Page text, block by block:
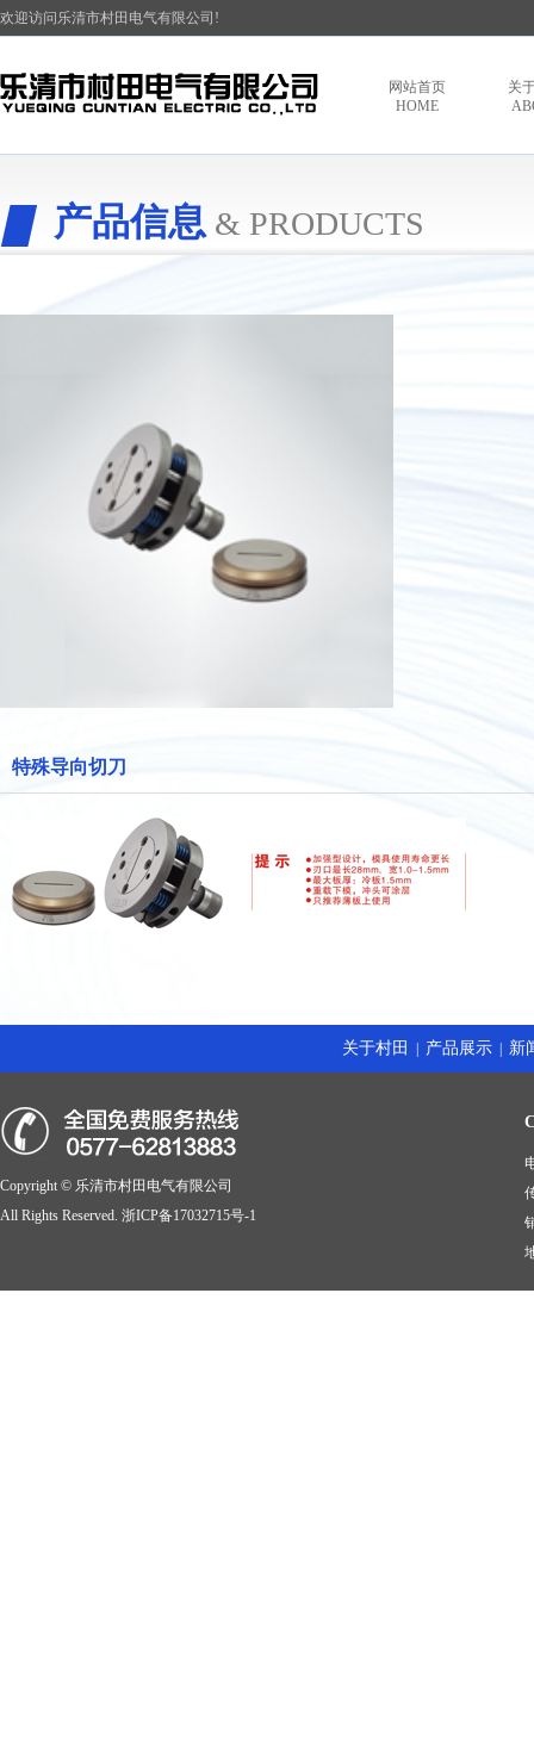
欢迎访问乐清市村田电气有限公司!
网站首页
HOME
关
产品信息 & PRODUCTS
特殊导向切刀
关于村田 产品展示 新
Copyright © 乐清市村田电气有限公司
All Rights Reserved. 浙ICP备17032715号-1